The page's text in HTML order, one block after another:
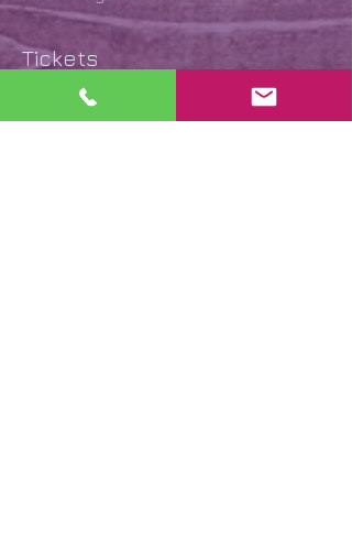
Tickets
Verkoop geëindigd op